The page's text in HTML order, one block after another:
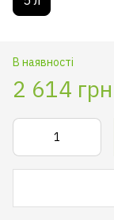
В наявності
2 614 грн